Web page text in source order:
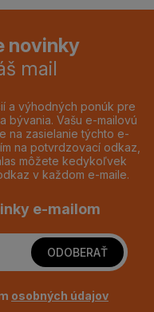
novinky
mail
a výhodných ponúk pre
bývania. Vašu e-mailovú
na zasielanie týchto e-
na potvrdzovací odkaz,
môžete kedykoľvek
v každom e-maile.
e-mailom
ODOBERAŤ
osobných údajov